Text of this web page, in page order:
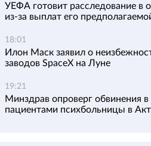
УЕФА готовит расследование
из-за выплат его
18:01
Илон Маск заявил о
заводов SpaceX на Луне
19:21
Минздрав опроверг обвинения
пациентами психбольницы в